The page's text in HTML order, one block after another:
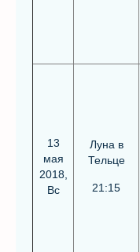
13
мая
2018,
Вс
Луна в
Тельце
21:15